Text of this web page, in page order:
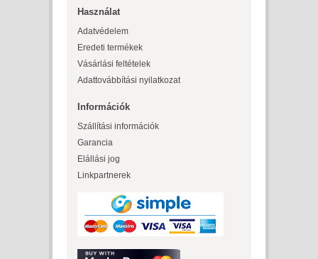
Használat
Adatvédelem
Eredeti termékek
Vásárlási feltételek
Adattovábbítási nyilatkozat
Információk
Szállítási információk
Garancia
Elállási jog
Linkpartnerek